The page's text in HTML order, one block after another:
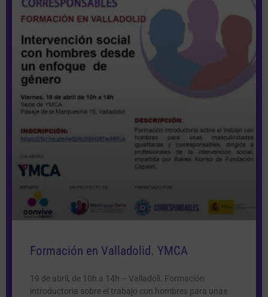
Formación en Valladolid. YMCA
19 de abril, de 10h a 14h – Valladoli. Formación
introductoria sobre el trabajo con hombres para unas